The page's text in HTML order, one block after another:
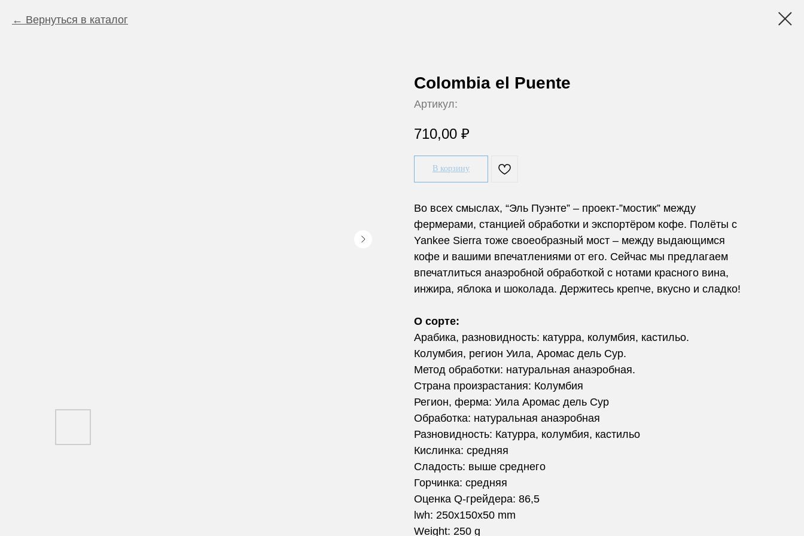
Вернуться в каталог
Colombia el Puente
Артикул:
710,00 ₽
В корзину
Во всех смыслах, “Эль Пуэнте” – проект-”мостик” между
фермерами, станцией обработки и экспортёром кофе. Полёты с
Yankee Sierra тоже своеобразный мост – между выдающимся
кофе и вашими впечатлениями от его. Сейчас мы предлагаем
впечатлиться анаэробной обработкой с нотами красного вина,
инжира, яблока и шоколада. Держитесь крепче, вкусно и сладко!
О сорте:
Арабика, разновидность: катурра, колумбия, кастильо.
Колумбия, регион Уила, Аромас дель Сур.
Метод обработки: натуральная анаэробная.
Страна произрастания: Колумбия
Регион, ферма: Уила Аромас дель Сур
Обработка: натуральная анаэробная
Разновидность: Катурра, колумбия, кастильо
Кислинка: средняя
Сладость: выше среднего
Горчинка: средняя
Оценка Q-грейдера: 86,5
lwh: 250x150x50 mm
Weight: 250 g